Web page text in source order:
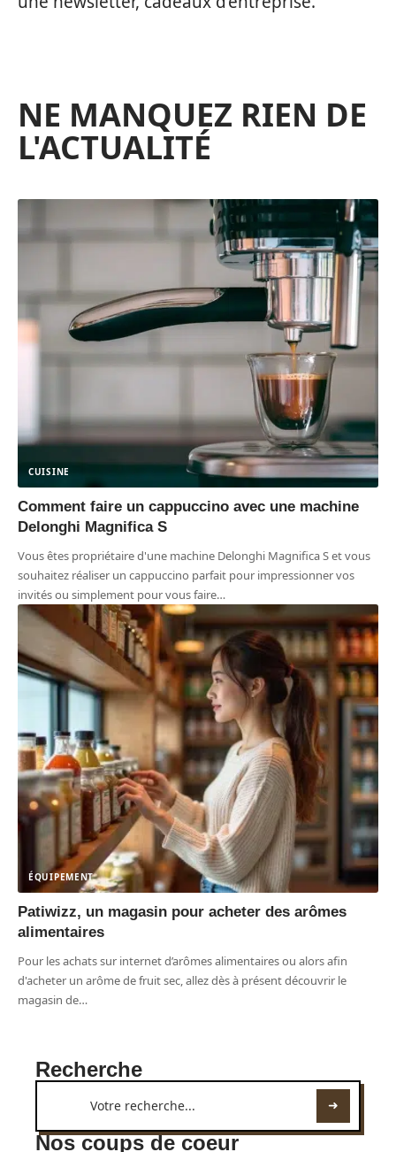
NE MANQUEZ RIEN DE
L'ACTUALITÉ
CUISINE
Comment faire un cappuccino avec une machine
Delonghi Magnifica S
Vous êtes propriétaire d'une machine Delonghi Magnifica S et vous
souhaitez réaliser un cappuccino parfait pour impressionner vos
invités ou simplement pour vous faire…
ÉQUIPEMENT
Patiwizz, un magasin pour acheter des arômes
alimentaires
Pour les achats sur internet d’arômes alimentaires ou alors afin
d'acheter un arôme de fruit sec, allez dès à présent découvrir le
magasin de…
Recherche
Nos coups de coeur